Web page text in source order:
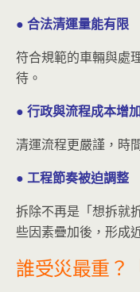
● 合法清運量能有限
符合規範的車輛與處
待。
● 行政與流程成本增
清運流程更嚴謹，時
● 工程節奏被迫調整
拆除不再是「想拆就
些因素疊加後，形成
誰受災最重？